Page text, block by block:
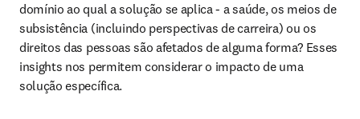
domínio ao qual a solução se aplica - a saúde, os meios de
subsistência (incluindo perspectivas de carreira) ou os
direitos das pessoas são afetados de alguma forma? Esses
insights nos permitem considerar o impacto de uma
solução específica.